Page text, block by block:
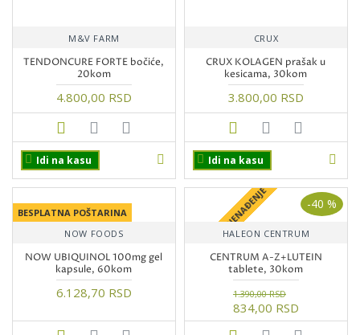
M&V FARM
TENDONCURE FORTE bočiće,
20kom
4.800,00 RSD
Idi na kasu
CRUX
CRUX KOLAGEN prašak u
kesicama, 30kom
3.800,00 RSD
Idi na kasu
BESPLATNA POŠTARINA
NOW FOODS
NOW UBIQUINOL 100mg gel
kapsule, 60kom
6.128,70 RSD
+ POKLON IZNENAĐENJE -40 %
HALEON CENTRUM
CENTRUM A-Z+LUTEIN
tablete, 30kom
834,00 RSD
1.390,00 RSD